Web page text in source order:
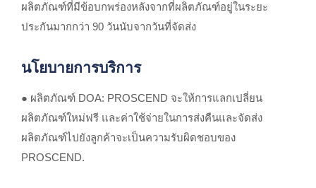
ผลิตภัณฑ์ที่มีข้อบกพร่องหลังจากที่ผลิตภัณฑ์อยู่ในระยะ
ประกันมากกว่า 90 วันนับจากวันที่จัดส่ง
นโยบายการบริการ
● ผลิตภัณฑ์ DOA: PROSCEND จะให้การแลกเปลี่ยน
ผลิตภัณฑ์ใหม่ฟรี และค่าใช้จ่ายในการส่งคืนและจัดส่ง
ผลิตภัณฑ์ไปยังลูกค้าจะเป็นความรับผิดชอบของ
PROSCEND.